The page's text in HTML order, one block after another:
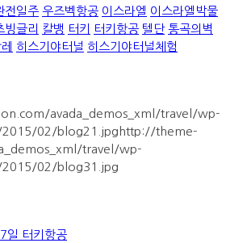
전일주 우즈벡항공 이스라엘 이스라엘박물
빙글리 칼뱅 터키 터키항공 텔단 통곡의벽
히스기야터널 히스기야터널체험
avada_demos_xml/travel/wp-
2015/02/blog21.jpghttp://theme-
travel/wp-
02/blog31.jpg
일 터키항공